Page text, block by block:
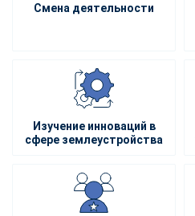
Смена деятельности
Изучение инноваций в
сфере землеустройства